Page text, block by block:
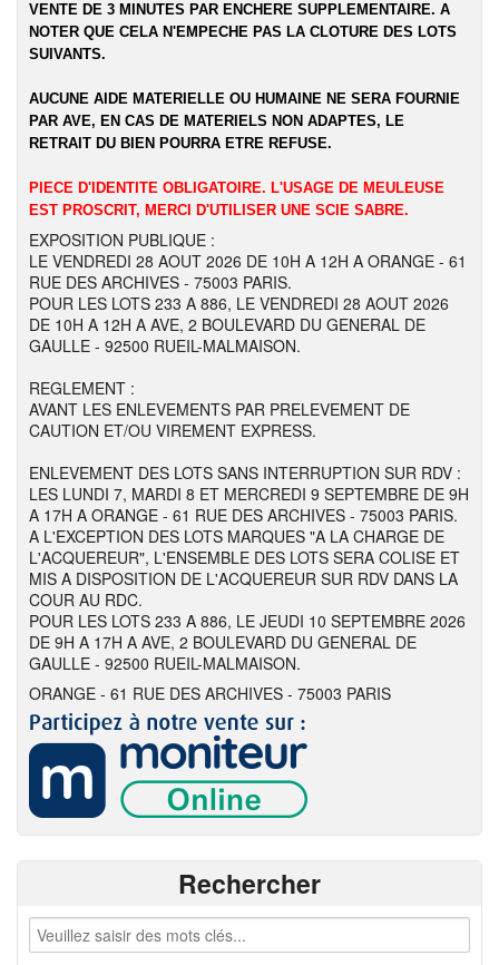
VENTE DE 3 MINUTES PAR ENCHERE SUPPLEMENTAIRE. A
NOTER QUE CELA N'EMPECHE PAS LA CLOTURE DES LOTS
SUIVANTS.
AUCUNE AIDE MATERIELLE OU HUMAINE NE SERA FOURNIE
PAR AVE, EN CAS DE MATERIELS NON ADAPTES, LE
RETRAIT DU BIEN POURRA ETRE REFUSE.
PIECE D'IDENTITE OBLIGATOIRE. L'USAGE DE MEULEUSE
EST PROSCRIT, MERCI D'UTILISER UNE SCIE SABRE.
EXPOSITION PUBLIQUE :
LE VENDREDI 28 AOUT 2026 DE 10H A 12H A ORANGE - 61
RUE DES ARCHIVES - 75003 PARIS.
POUR LES LOTS 233 A 886, LE VENDREDI 28 AOUT 2026
DE 10H A 12H A AVE, 2 BOULEVARD DU GENERAL DE
GAULLE - 92500 RUEIL-MALMAISON.
REGLEMENT :
AVANT LES ENLEVEMENTS PAR PRELEVEMENT DE
CAUTION ET/OU VIREMENT EXPRESS.
ENLEVEMENT DES LOTS SANS INTERRUPTION SUR RDV :
LES LUNDI 7, MARDI 8 ET MERCREDI 9 SEPTEMBRE DE 9H
A 17H A ORANGE - 61 RUE DES ARCHIVES - 75003 PARIS.
A L'EXCEPTION DES LOTS MARQUES "A LA CHARGE DE
L'ACQUEREUR", L'ENSEMBLE DES LOTS SERA COLISE ET
MIS A DISPOSITION DE L'ACQUEREUR SUR RDV DANS LA
COUR AU RDC.
POUR LES LOTS 233 A 886, LE JEUDI 10 SEPTEMBRE 2026
DE 9H A 17H A AVE, 2 BOULEVARD DU GENERAL DE
GAULLE - 92500 RUEIL-MALMAISON.
ORANGE - 61 RUE DES ARCHIVES - 75003 PARIS
Rechercher